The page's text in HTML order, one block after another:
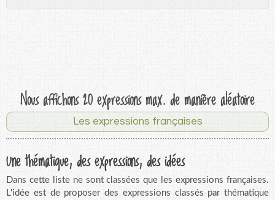
Nous affichons 20 expressions max. de manière aléatoire
Les expressions françaises
Une thématique, des expressions, des idées
Dans cette liste ne sont classées que les expressions françaises.
L'idée est de proposer des expressions classés par thématique